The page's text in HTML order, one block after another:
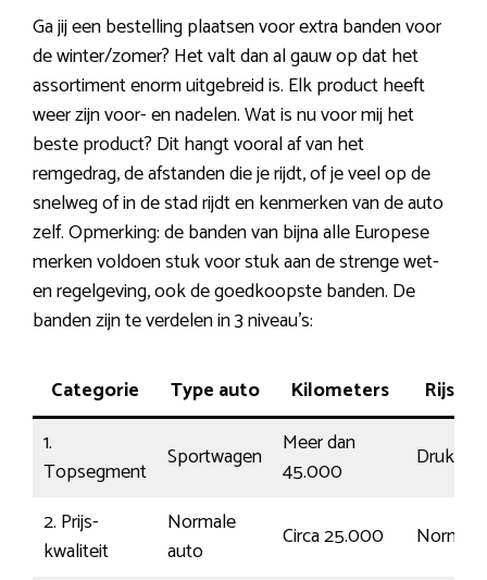
Ga jij een bestelling plaatsen voor extra banden voor
de winter/zomer? Het valt dan al gauw op dat het
assortiment enorm uitgebreid is. Elk product heeft
weer zijn voor- en nadelen. Wat is nu voor mij het
beste product? Dit hangt vooral af van het
remgedrag, de afstanden die je rijdt, of je veel op de
snelweg of in de stad rijdt en kenmerken van de auto
zelf. Opmerking: de banden van bijna alle Europese
merken voldoen stuk voor stuk aan de strenge wet-
en regelgeving, ook de goedkoopste banden. De
banden zijn te verdelen in 3 niveau’s:
Categorie Type auto Kilometers
Rijstijl
1.
Topsegment
Sportwagen
Meer dan
45.000
Druk
2. Prijs-
kwaliteit
Normale
auto
Circa 25.000 Normaal